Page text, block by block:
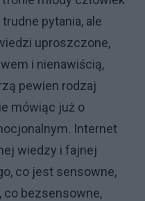
pytania, ale
uproszczone,
i nienawiścią,
pewien rodzaj
mówiąc już o
Internet
wiedzy i fajnej
co jest sensowne,
co bezsensowne,